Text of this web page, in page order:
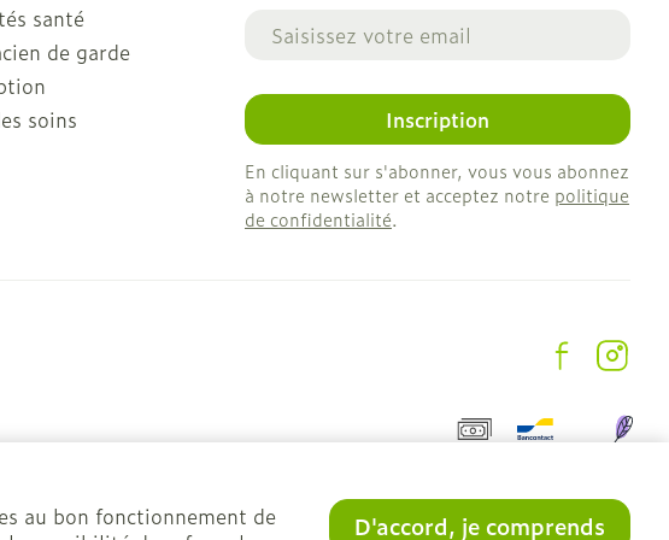
au bon fonctionnement de
D'accord, je comprends
santé
de garde
soins
Inscription
En cliquant sur s'abonner, vous vous abonnez
à notre newsletter et acceptez notre politique
de confidentialité.